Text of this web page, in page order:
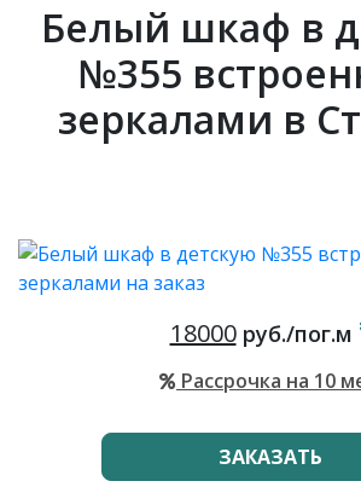
Белый шкаф в
№355
зеркалами в
18000руб./пог.м
Рассрочка на 10
ЗАКАЗАТЬ